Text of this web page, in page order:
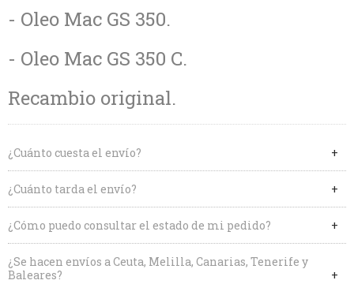
- Oleo Mac GS 350.
- Oleo Mac GS 350 C.
Recambio original.
¿Cuánto cuesta el envío?
¿Cuánto tarda el envío?
¿Cómo puedo consultar el estado de mi pedido?
¿Se hacen envíos a Ceuta, Melilla, Canarias, Tenerife y
Baleares?